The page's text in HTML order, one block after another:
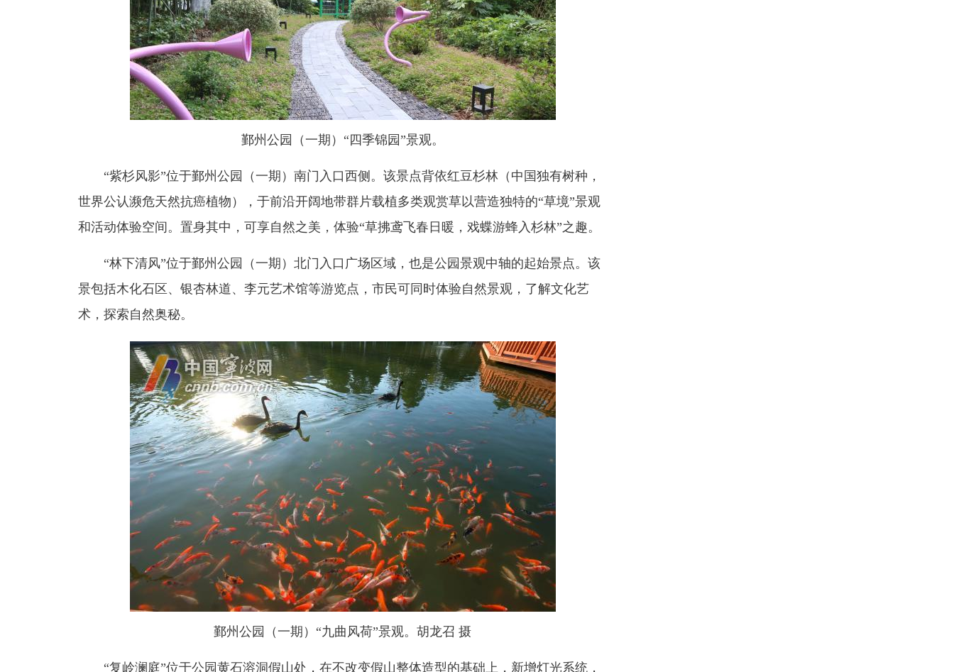
鄞州公园（一期）“四季锦园”景观。
“紫杉风影”位于鄞州公园（一期）南门入口西侧。该景点背依红豆杉林（中国独有树种，
世界公认濒危天然抗癌植物），于前沿开阔地带群片载植多类观赏草以营造独特的“草境”景观
和活动体验空间。置身其中，可享自然之美，体验“草拂鸢飞春日暖，戏蝶游蜂入杉林”之趣。
“林下清风”位于鄞州公园（一期）北门入口广场区域，也是公园景观中轴的起始景点。该
景包括木化石区、银杏林道、李元艺术馆等游览点，市民可同时体验自然景观，了解文化艺
术，探索自然奥秘。
鄞州公园（一期）“九曲风荷”景观。胡龙召 摄
“复岭澜庭”位于公园黄石溶洞假山处，在不改变假山整体造型的基础上，新增灯光系统，